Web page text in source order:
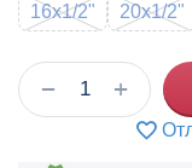
16x1/2"
20x1/2"
+
−